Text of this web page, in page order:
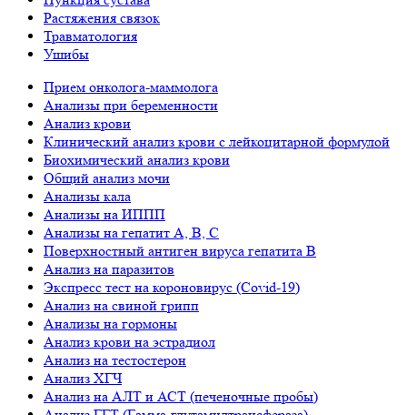
Растяжения связок
Травматология
Ушибы
Прием онколога-маммолога
Анализы при беременности
Анализ крови
Клинический анализ крови с лейкоцитарной формулой
Биохимический анализ крови
Общий анализ мочи
Анализы кала
Анализы на ИППП
Анализы на гепатит А, B, С
Поверхностный антиген вируса гепатита В
Анализ на паразитов
Экспресс тест на короновирус (Covid-19)
Анализ на свиной грипп
Анализы на гормоны
Анализ крови на эстрадиол
Анализ на тестостерон
Анализ ХГЧ
Анализ на АЛТ и АСТ (печеночные пробы)